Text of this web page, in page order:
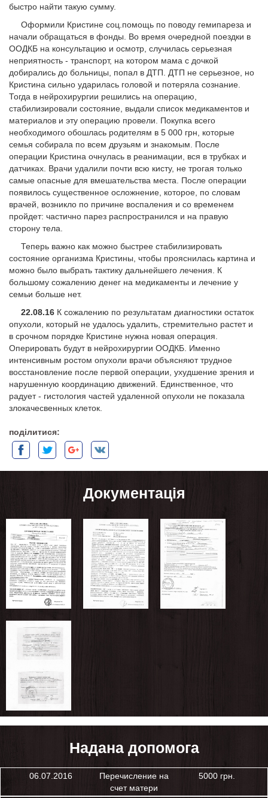
быстро найти такую сумму.
Оформили Кристине соц.помощь по поводу гемипареза и
начали обращаться в фонды. Во время очередной поездки в
ООДКБ на консультацию и осмотр, случилась серьезная
неприятность - транспорт, на котором мама с дочкой
добирались до больницы, попал в ДТП. ДТП не серьезное, но
Кристина сильно ударилась головой и потеряла сознание.
Тогда в нейрохирургии решились на операцию,
стабилизировали состояние, выдали список медикаментов и
материалов и эту операцию провели. Покупка всего
необходимого обошлась родителям в 5 000 грн, которые
семья собирала по всем друзьям и знакомым. После
операции Кристина очнулась в реанимации, вся в трубках и
датчиках. Врачи удалили почти всю кисту, не трогая только
самые опасные для вмешательства места. После операции
появилось существенное осложнение, которое, по словам
врачей, возникло по причине воспаления и со временем
пройдет: частично парез распространился и на правую
сторону тела.
Теперь важно как можно быстрее стабилизировать
состояние организма Кристины, чтобы прояснилась картина и
можно было выбрать тактику дальнейшего лечения. К
большому сожалению денег на медикаменты и лечение у
семьи больше нет.
22.08.16 К сожалению по результатам диагностики остаток
опухоли, который не удалось удалить, стремительно растет и
в срочном порядке Кристине нужна новая операция.
Оперировать будут в нейрохирургии ООДКБ. Именно
интенсивным ростом опухоли врачи объясняют трудное
восстановление после первой операции, ухудшение зрения и
нарушенную координацию движений. Единственное, что
радует - гистология частей удаленной опухоли не показала
злокачесвенных клеток.
поділитися:
Документація
Надана допомога
06.07.2016
Перечисление на
счет матери
5000 грн.